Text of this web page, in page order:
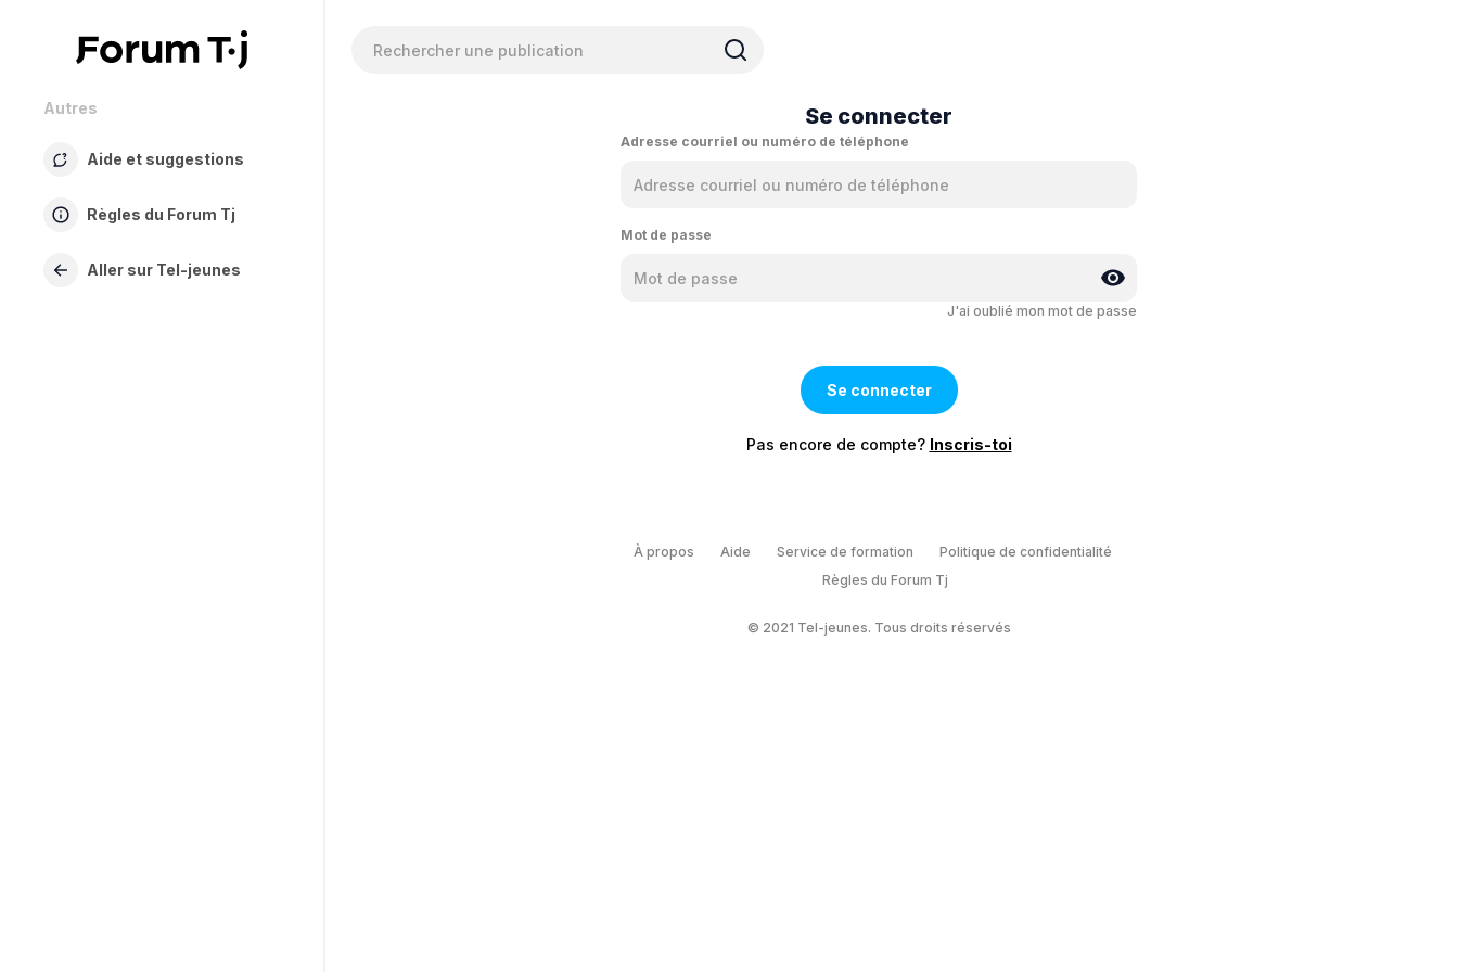
Autres
Aide et suggestions
Règles du Forum Tj
Aller sur Tel-jeunes
Se connecter
Adresse courriel ou numéro de téléphone
Mot de passe
J'ai oublié mon mot de passe
Pas encore de compte? Inscris-toi
À propos Aide Service de formation
Politique de confidentialité
Règles du Forum Tj
© 2021 Tel-jeunes. Tous droits réservés